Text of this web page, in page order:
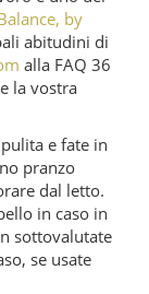
by
abitudini di
alla FAQ 36
la vostra
e fate in
pranzo
dal letto.
in caso in
sottovalutate
se usate